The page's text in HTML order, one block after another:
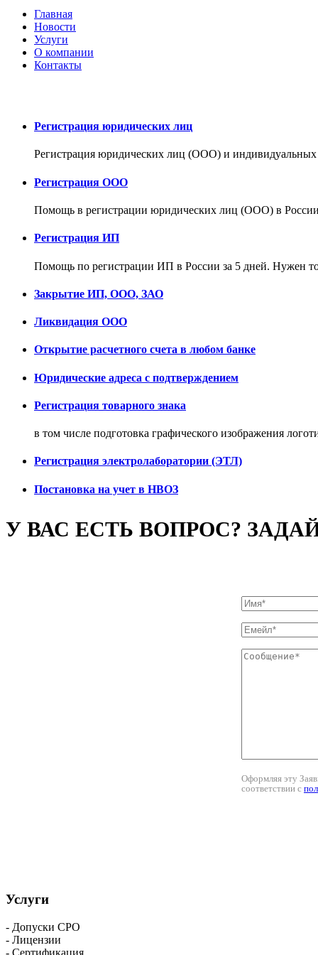
Главная
Новости
Услуги
О компании
Контакты
Регистрация юридических лиц
Регистрация юридических лиц (ООО) и
Регистрация ООО
Помощь в регистрации юридических лиц (ООО) в
Регистрация ИП
Помощь по регистрации ИП в России за 5 дней. Нужен
Закрытие ИП, ООО, ЗАО
Ликвидация ООО
Открытие расчетного счета в любом банке
Юридические адреса с подтверждением
Регистрация товарного знака
в том числе подготовка графического изображения
Регистрация электролаборатории (ЭТЛ)
Постановка на учет в НВОЗ
У ВАС ЕСТЬ ВОПРОС?
Оформляя эту
соответствии с
Услуги
- Допуски СРО
- Лицензии
- Сертификация